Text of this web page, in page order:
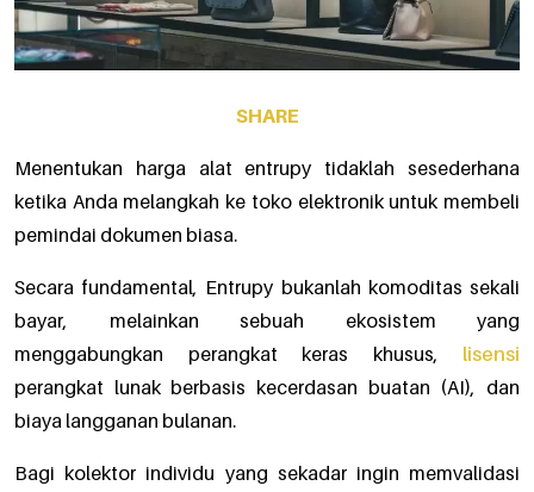
SHARE
Menentukan harga alat entrupy tidaklah sesederhana
ketika Anda melangkah ke toko elektronik untuk membeli
pemindai dokumen biasa.
Secara fundamental, Entrupy bukanlah komoditas sekali
bayar, melainkan sebuah ekosistem yang
menggabungkan perangkat keras khusus, lisensi
perangkat lunak berbasis kecerdasan buatan (AI), dan
biaya langganan bulanan.
Bagi kolektor individu yang sekadar ingin memvalidasi